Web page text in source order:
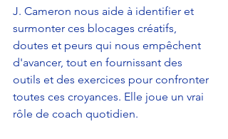
J. Cameron nous aide à identifier et
surmonter ces blocages créatifs,
doutes et peurs qui nous empêchent
d'avancer, tout en fournissant des
outils et des exercices pour confronter
toutes ces croyances. Elle joue un vrai
rôle de coach quotidien.